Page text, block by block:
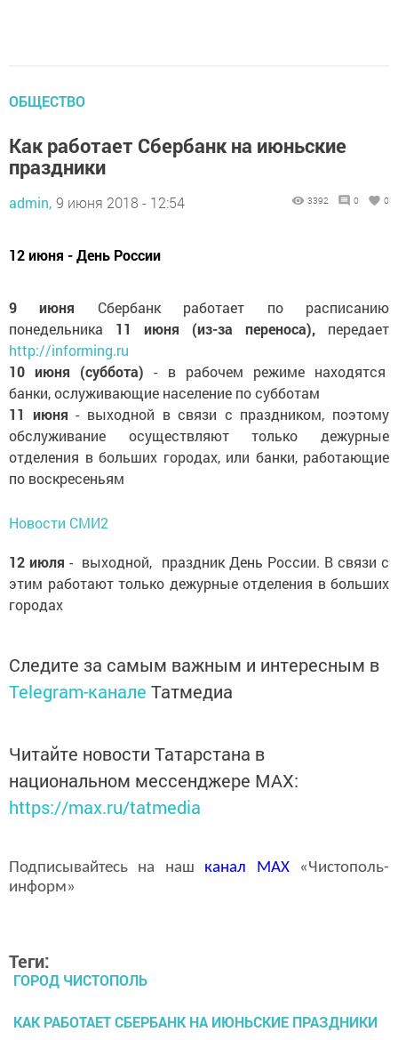
ОБЩЕСТВО
Как работает Сбербанк на июньские
праздники
admin, 9 июня 2018 - 12:54 3392 0 0
12 июня - День России
9 июня Сбербанк работает по расписанию
понедельника 11 июня (из-за переноса), передает
http://informing.ru
10 июня (суббота) - в рабочем режиме находятся
банки, ослуживающие население по субботам
11 июня - выходной в связи с праздником, поэтому
обслуживание осуществляют только дежурные
отделения в больших городах, или банки, работающие
по воскресеньям
Новости СМИ2
12 июля- выходной, праздник День России. В связи с
этим работают только дежурные отделения в больших
городах
Следите за самым важным и интересным в
Telegram-канале Татмедиа
Читайте новости Татарстана в
национальном мессенджере MАХ:
https://max.ru/tatmedia
Подписывайтесь на наш канал MAX«Чистополь-
информ»
Теги:
ГОРОД ЧИСТОПОЛЬ
КАК РАБОТАЕТ СБЕРБАНК НА ИЮНЬСКИЕ ПРАЗДНИКИ